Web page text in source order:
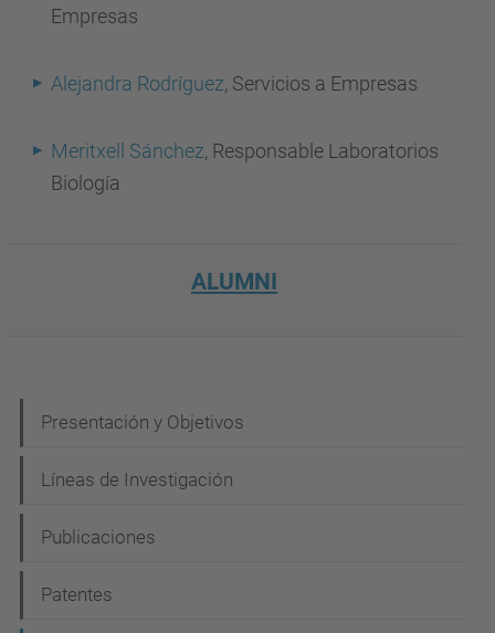
Empresas
Alejandra Rodríguez, Servicios a Empresas
Meritxell Sánchez, Responsable Laboratorios
Biología
ALUMNI
a
v
g
a
Presentación y Objetivos
Líneas de Investigación
Publicaciones
Patentes